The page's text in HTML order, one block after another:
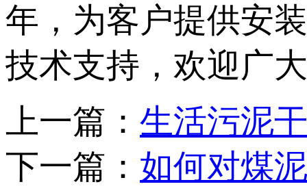
年，为客户提供安
技术支持，欢迎广
上一篇： 生活污泥
下一篇： 如何对煤